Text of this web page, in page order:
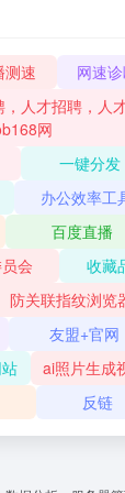
测速
网速
，人才招聘，人
网
一键分发
办公效率工
百度直播
会
收藏
防关联指纹浏览
友盟+官网
ai照片生成
反链